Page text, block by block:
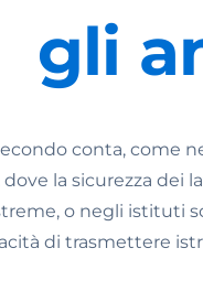
gli
conta, come
la sicurezza dei
o negli istituti
di trasmettere